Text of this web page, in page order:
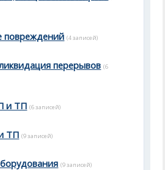
повреждений (4 записей)
перерывов (6
и ТП (6 записей)
ТП (9 записей)
(9 записей)